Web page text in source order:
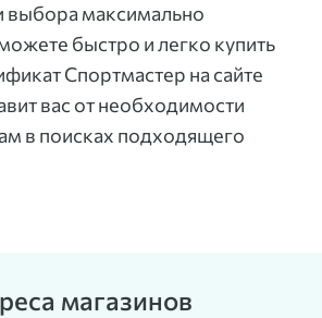
выбора максимально
быстро и легко купить
Спортмастер на сайте
вас от необходимости
в поисках подходящего
магазинов